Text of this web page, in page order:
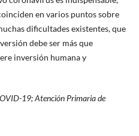
en varios puntos sobre
dificultades existentes, que
debe ser más que
inversión humana y
19; Atención Primaria de